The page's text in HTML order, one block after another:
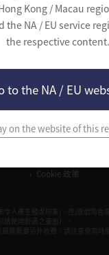
Kong / Macau
the NA / EU service
the respective content.
to the NA / EU
on the website of this
Cookie 政策
令人產生殘虐印象)、性(遊戲角色
誘使用菸酒之畫面）。
服務需要另外收費。請注意使用時